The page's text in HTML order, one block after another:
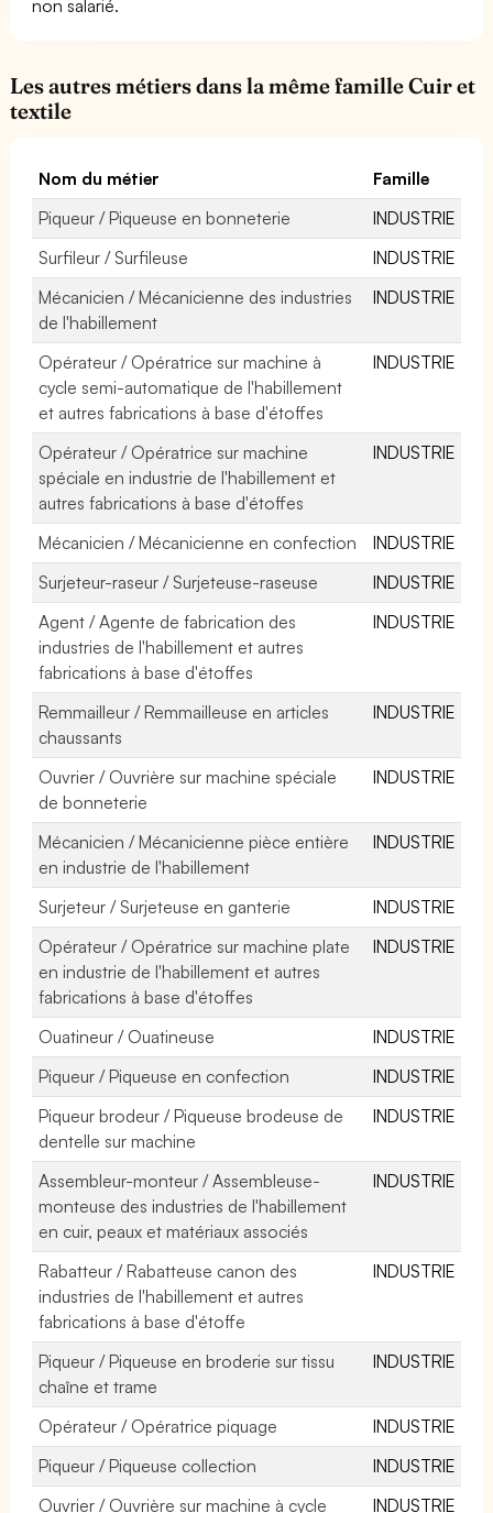
non salarié.
Les autres métiers dans la même famille Cuir et
textile
Nom du métier
Famille
Piqueur / Piqueuse en bonneterie
INDUSTRIE
Surfileur / Surfileuse
INDUSTRIE
Mécanicien / Mécanicienne des industries
de l'habillement
INDUSTRIE
Opérateur / Opératrice sur machine à
cycle semi-automatique de l'habillement
et autres fabrications à base d'étoffes
INDUSTRIE
Opérateur / Opératrice sur machine
spéciale en industrie de l'habillement et
autres fabrications à base d'étoffes
INDUSTRIE
Mécanicien / Mécanicienne en confection
INDUSTRIE
Surjeteur-raseur / Surjeteuse-raseuse
INDUSTRIE
Agent / Agente de fabrication des
industries de l'habillement et autres
fabrications à base d'étoffes
INDUSTRIE
Remmailleur / Remmailleuse en articles
chaussants
INDUSTRIE
Ouvrier / Ouvrière sur machine spéciale
de bonneterie
INDUSTRIE
Mécanicien / Mécanicienne pièce entière
en industrie de l'habillement
INDUSTRIE
Surjeteur / Surjeteuse en ganterie
INDUSTRIE
Opérateur / Opératrice sur machine plate
en industrie de l'habillement et autres
fabrications à base d'étoffes
INDUSTRIE
Ouatineur / Ouatineuse
INDUSTRIE
Piqueur / Piqueuse en confection
INDUSTRIE
Piqueur brodeur / Piqueuse brodeuse de
dentelle sur machine
INDUSTRIE
Assembleur-monteur / Assembleuse-
monteuse des industries de l'habillement
en cuir, peaux et matériaux associés
INDUSTRIE
Rabatteur / Rabatteuse canon des
industries de l'habillement et autres
fabrications à base d'étoffe
INDUSTRIE
Piqueur / Piqueuse en broderie sur tissu
chaîne et trame
INDUSTRIE
Opérateur / Opératrice piquage
INDUSTRIE
Piqueur / Piqueuse collection
INDUSTRIE
Ouvrier / Ouvrière sur machine à cycle
INDUSTRIE